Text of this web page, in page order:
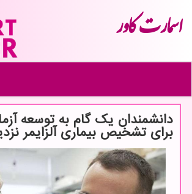
اسمارت كاور
دانشمندان یك گام به توسعه
برای تشخیص بیماری آلزایمر